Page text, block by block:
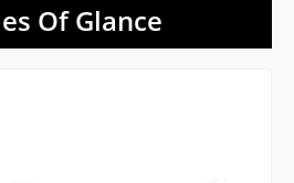
Of Glance